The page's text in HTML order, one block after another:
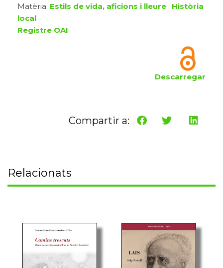
Matèria: Estils de vida, aficions i lleure : Història
local
Registre OAI
Descarregar
Compartir a:
Relacionats